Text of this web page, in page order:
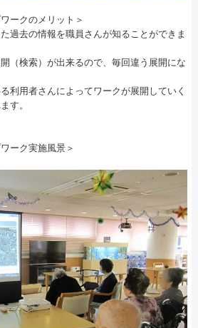
ークのメリット＞
過去の情報を職員さんが知ることができま
（検索）が出来るので、毎回違う展開にな
利用者さんによってワークが展開していく
す。
ーク実施風景＞